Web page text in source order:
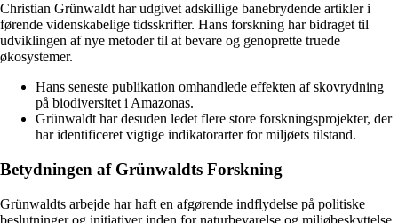
Christian Grünwaldt har udgivet adskillige banebrydende artikler i
førende videnskabelige tidsskrifter. Hans forskning har bidraget til
udviklingen af nye metoder til at bevare og genoprette truede
økosystemer.
Hans seneste publikation omhandlede effekten af skovrydning
på biodiversitet i Amazonas.
Grünwaldt har desuden ledet flere store forskningsprojekter, der
har identificeret vigtige indikatorarter for miljøets tilstand.
Betydningen af Grünwaldts Forskning
Grünwaldts arbejde har haft en afgørende indflydelse på politiske
beslutninger og initiativer inden for naturbevarelse og miljøbeskyttelse.